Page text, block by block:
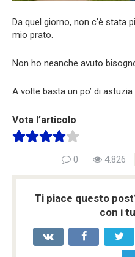
Da quel giorno, non c’è stata
mio prato.
Non ho neanche avuto
A volte basta un po’ di
Vota l’articolo
0 4.826
Ti piace questo
con i